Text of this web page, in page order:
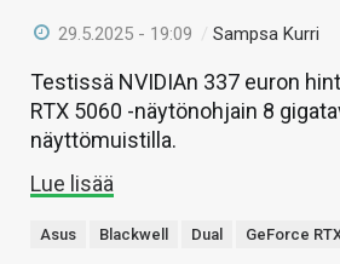
29.5.2025 - 19:09 /Sampsa Kurri
Testissä NVIDIAn 337 euron
RTX 5060 -näytönohjain 8
näyttömuistilla.
Lue lisää
Asus Blackwell Dual GeForce